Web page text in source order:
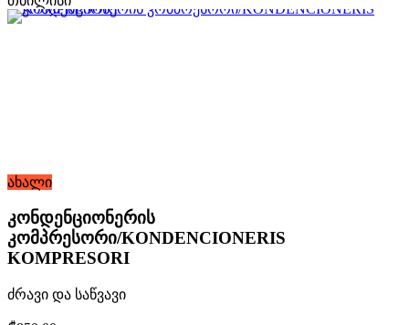
ახალი
კონდენციონერის
კომპრესორი/KONDENCIONERIS
KOMPRESORI
ძრავი და საწვავი